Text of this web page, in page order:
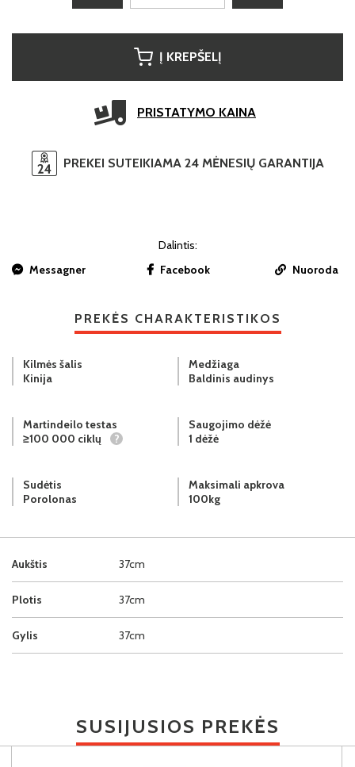
Į KREPŠELĮ
PRISTATYMO KAINA
PREKEI SUTEIKIAMA 24 MĖNESIŲ GARANTIJA
Dalintis:
Messagner
Facebook Nuoroda
PREKĖS CHARAKTERISTIKOS
Aukštis 37cm
Plotis 37cm
Gylis 37cm
Kilmės šalis
Kinija
Medžiaga
Baldinis audinys
Martindeilo testas
≥100 000 ciklų
?
Saugojimo dėžė
1 dėžė
Sudėtis
Porolonas
Maksimali apkrova
100kg
SUSIJUSIOS PREKĖS